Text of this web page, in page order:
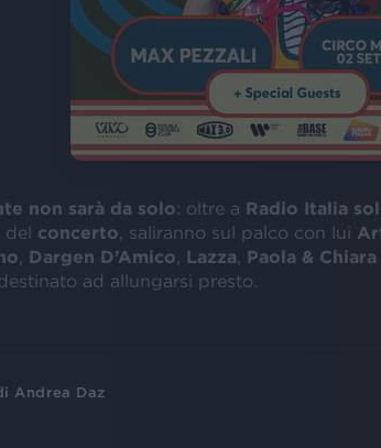
non sarà da solo: oltre a Radio Italia
del concerto , saliranno sul palco con lui
Dargen D’Amico Lazza Paola & Chiara
ad allungarsi presto.
Andrea Daz